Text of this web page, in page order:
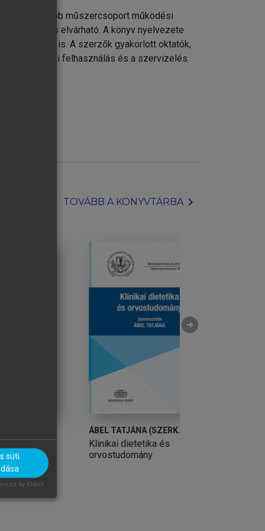
legfontosabb műszercsoport működési
is elvárható. A könyv nyelvezete
számára is. A szerzők gyakorlott oktatók,
a kórházi felhasználás és a szervizelés
TOVÁBB A KÖNYVTÁRBAchevron_right
ÁBEL TATJÁNA (SZERK.)
Klinikai dietetika és
orvostudomány
arrow_circle_right
süti
by Klaro!